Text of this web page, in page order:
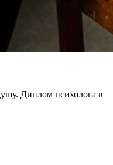
Диплом психолога в